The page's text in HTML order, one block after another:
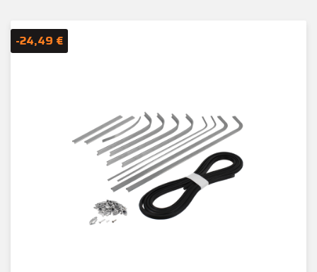
-24,49 €